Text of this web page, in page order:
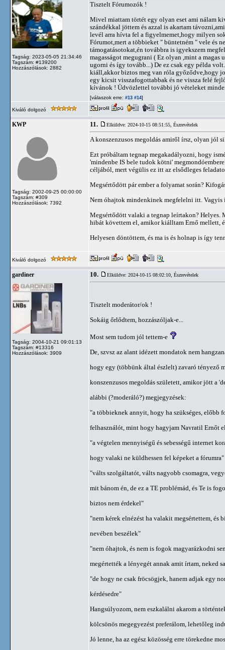
Tagság: 2023-05-05 21:34:46
Tagszám: #139200
Hozzászólások: 2882
Tisztelt Fórumozók !
Mivel miattam törtét egy olyan eset ami nálam
szándékkal jöttem és azzal is akartam
levél arra hívta fel a figyelmemet,hogy milyen
Fórumot,mert a többieket " büntetném " vele és
támogatásotokat,én továbbra is igyekszem
magasságot megugrani ( Ez olyan ,mint a magas
ugorni és így tovább...) De ez csak egy példa
kiáll,akkor biztos meg van róla győződve,hogy
egy kicsit visszafogottabbak és ne vissza felé
kívánok ! Üdvözlettel további jó vételeket
[válaszok erre: #13 #14]
Kiváló dolgozó
KWP
Tagság: 2002-09-25 00:00:00
Tagszám: #309
Hozzászólások: 7392
11. Elküldve: 2024-10-15 08:51:55, Észrevételek
A konszenzusos megoldás amiről írsz, olyan jól
Ezt próbáltam tegnap megakadályozni, hogy
'mindenbe IS bele tudok kötni'
céljából, mert végülis ez itt az elsődleges
Megsértődött pár ember a folyamat során?
Nem óhajtok mindenkinek megfelelni itt. Vagyis
Megsértődött valaki a tegnap leírtakon?
hibát követtem el, amikor kiálltam Ernő mellett,
Helyesen döntöttem, és ma is és holnap is így
Kiváló dolgozó
gardiner
Tagság: 2004-10-21 09:01:13
Tagszám: #13316
Hozzászólások: 3909
10. Elküldve: 2024-10-15 08:02:10, Észrevételek
Tisztelt moderátor/ok !
Sokáig őrlődtem, hozzászóljak-e...
Most sem tudom jól tettem-e
De, szvsz az alant idézett mondatok nem
hogy egy (többünk által észlelt) zavaró tényező
konszenzusos megoldás született, amikor jött a
alábbi (?moderáló?) megjegyzések:
"a többieknek annyit, hogy ha szükséges, előbb
felhasználót, mint hogy hagyjam Navratil Ernőt
"a végtelen mennyiségű és sebességű internet
hogy valaki ne küldhessen fel képeket a fórumra"
"válts szolgáltatót, válts nagyobb csomagra,
mit bánom én, de ez a TE problémád, és Te is
biztos nem érdekel"
"nem kérek elnézést ha valakit megsértettem, és
nevében beszélek"
"nem óhajtok, és nem is fogok magyarázkodni
megértették a lényegét annak amit írtam, neked
"de hogy ne csak fröcsögjek, hanem adjak egy
kérdésedre"
Hangsúlyozom, nem eszkalálni akarom a
kölcsönös megegyezést preferálom, lehetőleg
Jó lenne, ha az egész közösség erre törekedne